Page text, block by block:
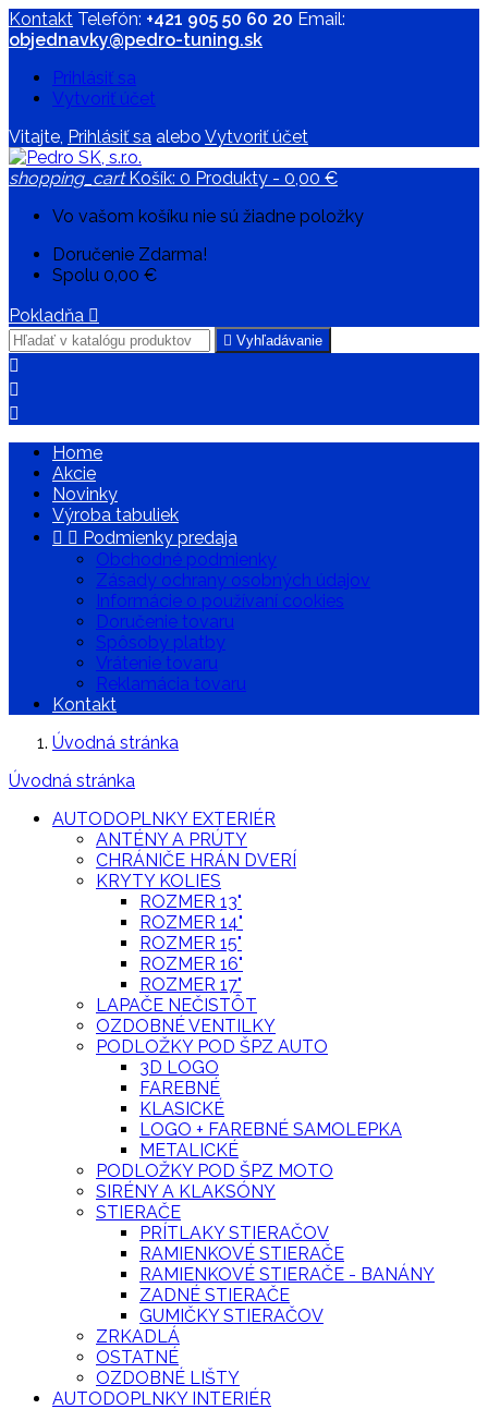
Kontakt Telefón: +421 905 50 60 20 Email:
objednavky@pedro-tuning.sk
Prihlásiť sa
Vytvoriť účet
Vitajte, Prihlásiť sa alebo Vytvoriť účet
shopping_cart Košík: 0 Produkty - 0,00 €
Vo vašom košíku nie sú žiadne položky
Doručenie Zdarma!
Spolu 0,00 €
Pokladňa 
 Vyhľadávanie



Home
Akcie
Novinky
Výroba tabuliek
  Podmienky predaja
Obchodné podmienky
Zásady ochrany osobných údajov
Informácie o používaní cookies
Doručenie tovaru
Spôsoby platby
Vrátenie tovaru
Reklamácia tovaru
Kontakt
Úvodná stránka
Úvodná stránka
AUTODOPLNKY EXTERIÉR
ANTÉNY A PRÚTY
CHRÁNIČE HRÁN DVERÍ
KRYTY KOLIES
ROZMER 13"
ROZMER 14"
ROZMER 15"
ROZMER 16"
ROZMER 17"
LAPAČE NEČISTÔT
OZDOBNÉ VENTILKY
PODLOŽKY POD ŠPZ AUTO
3D LOGO
FAREBNÉ
KLASICKÉ
LOGO + FAREBNÉ SAMOLEPKA
METALICKÉ
PODLOŽKY POD ŠPZ MOTO
SIRÉNY A KLAKSÓNY
STIERAČE
PRÍTLAKY STIERAČOV
RAMIENKOVÉ STIERAČE
RAMIENKOVÉ STIERAČE - BANÁNY
ZADNÉ STIERAČE
GUMIČKY STIERAČOV
ZRKADLÁ
OSTATNÉ
OZDOBNÉ LIŠTY
AUTODOPLNKY INTERIÉR